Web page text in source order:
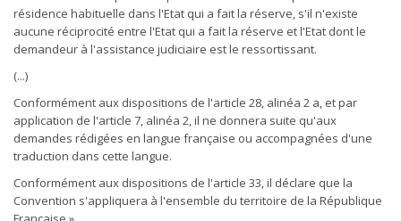
résidence habituelle dans l'Etat qui a fait la réserve, s'il n'existe
aucune réciprocité entre l'Etat qui a fait la réserve et l'Etat dont le
demandeur à l'assistance judiciaire est le ressortissant.
(...)
Conformément aux dispositions de l'article 28, alinéa 2 a, et par
application de l'article 7, alinéa 2, il ne donnera suite qu'aux
demandes rédigées en langue française ou accompagnées d'une
traduction dans cette langue.
Conformément aux dispositions de l'article 33, il déclare que la
Convention s'appliquera à l'ensemble du territoire de la République